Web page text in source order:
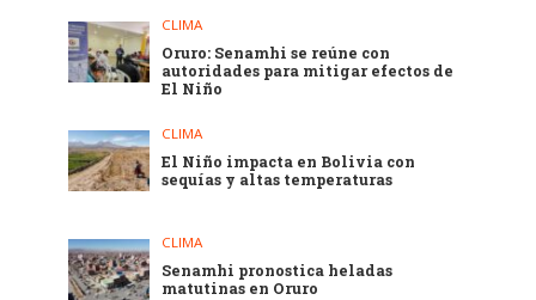
CLIMA
Oruro: Senamhi se reúne con
autoridades para mitigar efectos de
El Niño
CLIMA
El Niño impacta en Bolivia con
sequías y altas temperaturas
CLIMA
Senamhi pronostica heladas
matutinas en Oruro